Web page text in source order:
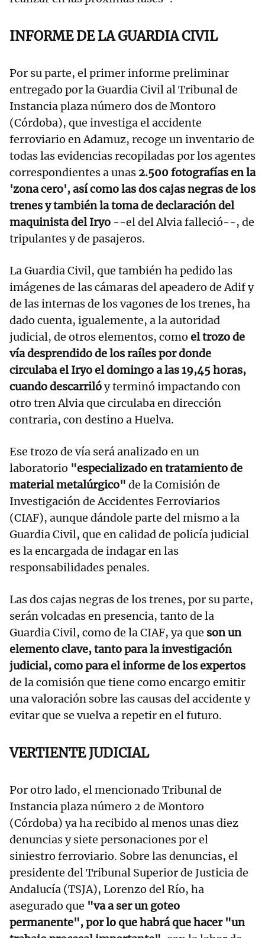
INFORME DE LA GUARDIA CIVIL
Por su parte, el primer informe preliminar
entregado por la Guardia Civil al Tribunal de
Instancia plaza número dos de Montoro
(Córdoba), que investiga el accidente
ferroviario en Adamuz, recoge un inventario de
todas las evidencias recopiladas por los agentes
correspondientes a unas 2.500 fotografías en la
'zona cero', así como las dos cajas negras de los
trenes y también la toma de declaración del
maquinista del Iryo --el del Alvia falleció--, de
tripulantes y de pasajeros.
La Guardia Civil, que también ha pedido las
imágenes de las cámaras del apeadero de Adif y
de las internas de los vagones de los trenes, ha
dado cuenta, igualemente, a la autoridad
judicial, de otros elementos, como el trozo de
vía desprendido de los raíles por donde
circulaba el Iryo el domingo a las 19,45 horas,
cuando descarrilóy terminó impactando con
otro tren Alvia que circulaba en dirección
contraria, con destino a Huelva.
Ese trozo de vía será analizado en un
laboratorio "especializado en tratamiento de
material metalúrgico" de la Comisión de
Investigación de Accidentes Ferroviarios
(CIAF), aunque dándole parte del mismo a la
Guardia Civil, que en calidad de policía judicial
es la encargada de indagar en las
responsabilidades penales.
Las dos cajas negras de los trenes, por su parte,
serán volcadas en presencia, tanto de la
Guardia Civil, como de la CIAF, ya que son un
elemento clave, tanto para la investigación
judicial, como para el informe de los expertos
de la comisión que tiene como encargo emitir
una valoración sobre las causas del accidente y
evitar que se vuelva a repetir en el futuro.
VERTIENTE JUDICIAL
Por otro lado, el mencionado Tribunal de
Instancia plaza número 2 de Montoro
(Córdoba) ya ha recibido al menos unas diez
denuncias y siete personaciones por el
siniestro ferroviario. Sobre las denuncias, el
presidente del Tribunal Superior de Justicia de
Andalucía (TSJA), Lorenzo del Río, ha
asegurado que "va a ser un goteo
permanente", por lo que habrá que hacer "un